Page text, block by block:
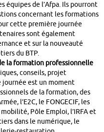
équipes de l’Afpa. Ils pourront
concernant les formations
cette première journée
sont également
et sur la nouveauté
du BTP.
la formation professionnelle
conseils, projet
est un moment
de la formation, des
l’E2C, le FONGECIF, les
Pôle Emploi, l’IRFA et
dans le numérique, le